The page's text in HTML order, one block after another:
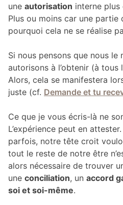
une autorisation interne plus
Plus ou moins car une
pourquoi cela ne se réalise
Si nous pensons que nous
autorisons à l’obtenir (à
Alors, cela se manifestera
juste (cf. Demande et tu
Ce que je vous écris-là ne
L’expérience peut en
parfois, notre tête croit
tout le reste de notre être
alors nécessaire de trouver
une conciliation, un accord
soi et soi-même.